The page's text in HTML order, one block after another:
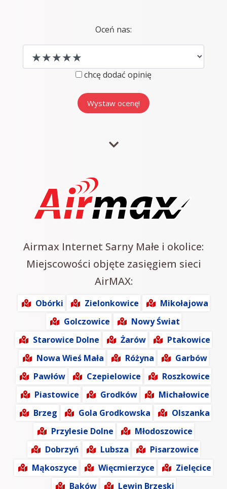
Oceń nas:
chcę dodać opinię
Airmax Internet Sarny Małe i okolice:
Miejscowości objęte zasięgiem sieci
AirMAX:
Obórki Zielonkowice
Mikołajowa
Golczowice
Nowy Świat
Starowice Dolne
Żarów
Ptakowice
Nowa Wieś Mała
Różyna
Garbów
Pawłów
Czepielowice
Roszkowice
Piastowice
Grodków
Michałowice
Brzeg
Gola Grodkowska
Olszanka
Przylesie Dolne
Młodoszowice
Dobrzyń
Lubsza
Pisarzowice
Mąkoszyce
Więcmierzyce
Zielęcice
Bąków
Lewin Brzeski